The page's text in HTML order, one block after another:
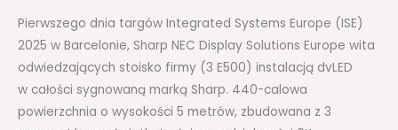
Pierwszego dnia targów Integrated Systems Europe (ISE)
2025 w Barcelonie, Sharp NEC Display Solutions Europe wita
odwiedzających stoisko firmy (3 E500) instalacją dvLED
w całości sygnowaną marką Sharp. 440-calowa
powierzchnia o wysokości 5 metrów, zbudowana z 3